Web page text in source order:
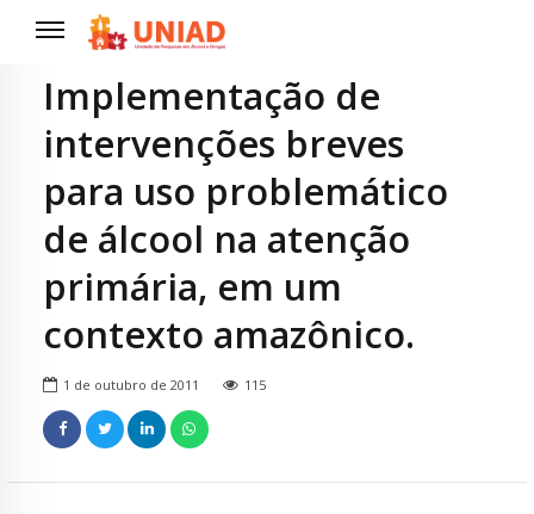
Implementação de
intervenções breves
para uso problemático
de álcool na atenção
primária, em um
contexto amazônico.
1 de outubro de 2011 115